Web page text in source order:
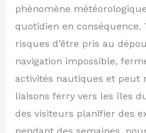
phénomène
quotidien en conséquence.
risques d’être pris au
navigation impossible,
activités nautiques et peut
liaisons ferry vers les îles
des visiteurs planifier des
pendant des semaines,